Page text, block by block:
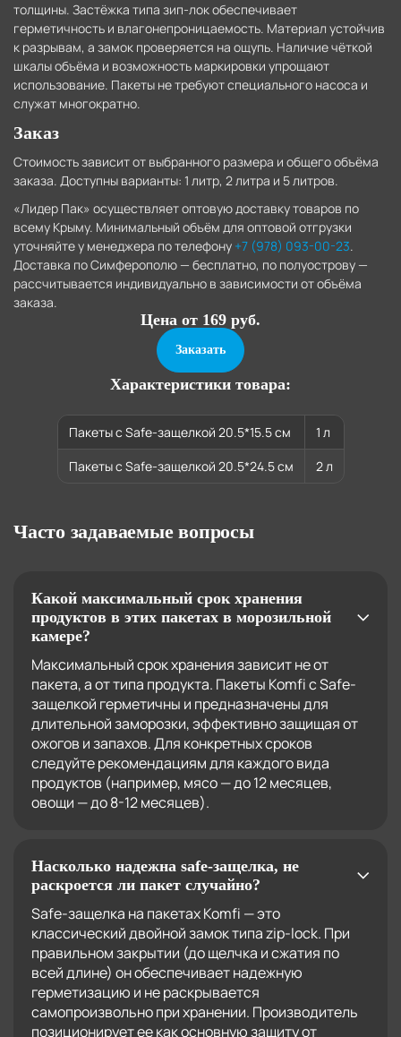
толщины. Застёжка типа зип-лок обеспечивает
герметичность и влагонепроницаемость. Материал устойчив
к разрывам, а замок проверяется на ощупь. Наличие чёткой
шкалы объёма и возможность маркировки упрощают
использование. Пакеты не требуют специального насоса и
служат многократно.
Заказ
Стоимость зависит от выбранного размера и общего объёма
заказа. Доступны варианты: 1 литр, 2 литра и 5 литров.
«Лидер Пак» осуществляет оптовую доставку товаров по
всему Крыму. Минимальный объём для оптовой отгрузки
уточняйте у менеджера по телефону +7 (978) 093-00-23.
Доставка по Симферополю — бесплатно, по полуострову —
рассчитывается индивидуально в зависимости от объёма
заказа.
Цена от 169 руб.
Заказать
Характеристики товара:
Пакеты с Safe-защелкой 20.5*15.5 см
1 л
Пакеты с Safe-защелкой 20.5*24.5 см
2 л
Часто задаваемые вопросы
Какой максимальный срок хранения
продуктов в этих пакетах в морозильной
камере?
Максимальный срок хранения зависит не от
пакета, а от типа продукта. Пакеты Komfi с Safe-
защелкой герметичны и предназначены для
длительной заморозки, эффективно защищая от
ожогов и запахов. Для конкретных сроков
следуйте рекомендациям для каждого вида
продуктов (например, мясо — до 12 месяцев,
овощи — до 8-12 месяцев).
Насколько надежна safe-защелка, не
раскроется ли пакет случайно?
Safe-защелка на пакетах Komfi — это
классический двойной замок типа zip-lock. При
правильном закрытии (до щелчка и сжатия по
всей длине) он обеспечивает надежную
герметизацию и не раскрывается
самопроизвольно при хранении. Производитель
позиционирует ее как основную защиту от